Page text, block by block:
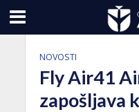
NOVOSTI
Fly Air41
zapošljava